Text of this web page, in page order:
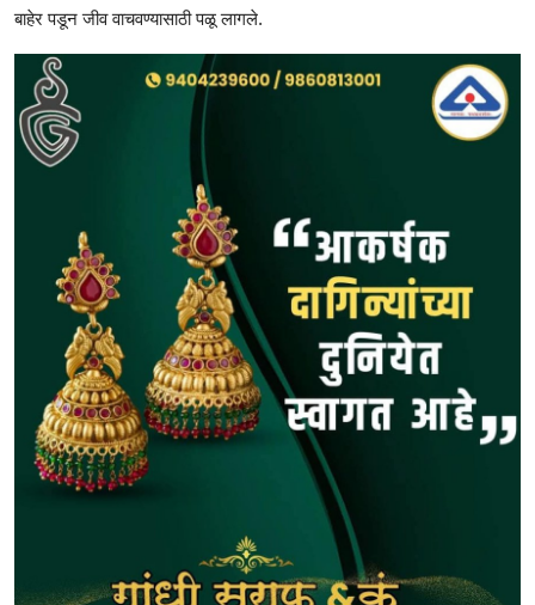
बाहेर पडून जीव वाचवण्यासाठी पळू लागले.